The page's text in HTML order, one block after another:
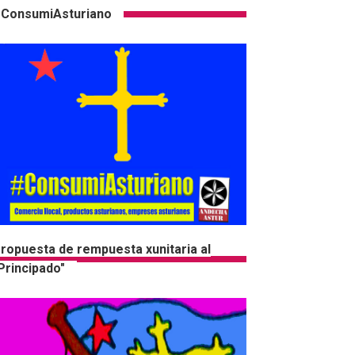
de rempuesta xunitaria al